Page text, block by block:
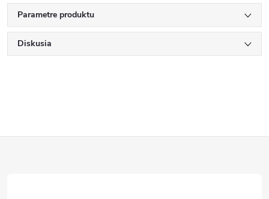
Parametre produktu
Diskusia